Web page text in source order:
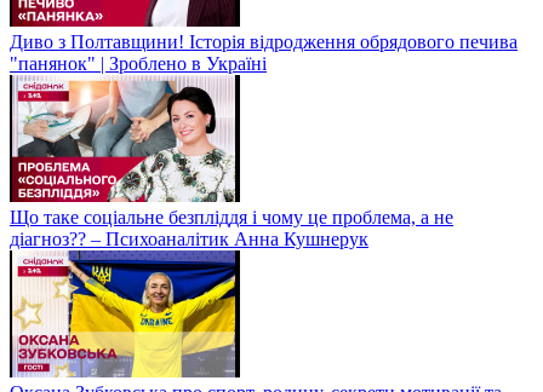
Диво з Полтавщини! Історія відродження обрядового печива
"панянок" | Зроблено в Україні
Що таке соціальне безпліддя і чому це проблема, а не
діагноз?? – Психоаналітик Анна Кушнерук